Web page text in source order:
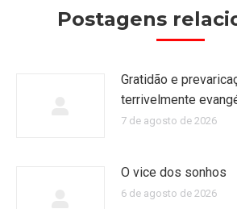
Postagens
Gratidão e
terrivelmente
7 de agosto de 2026
O vice dos sonhos
6 de agosto de 2026